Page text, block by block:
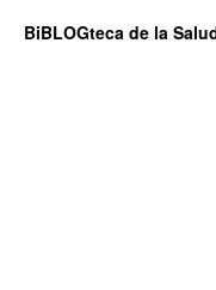
BiBLOGteca de la